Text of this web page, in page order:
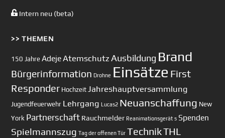
Intern neu (beta)
>> THEMEN
150 Jahre AdejeAtemschutz Ausbildung Brand
Bürgerinformation Drohne Einsätze First
Responder Hochzeit Jahreshauptversammlung
Jugendfeuerwehr Lehrgang Lucas2 Neuanschaffung New
York Partnerschaft Rauchmelder Reanimationsgerät s Spenden
Spielmannszug Tag der offenen Tür TechnikTHL